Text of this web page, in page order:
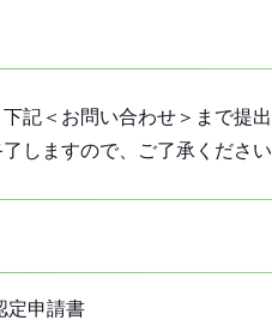
記＜お問い合わせ＞まで提出
しますので、ご了承ください
定申請書